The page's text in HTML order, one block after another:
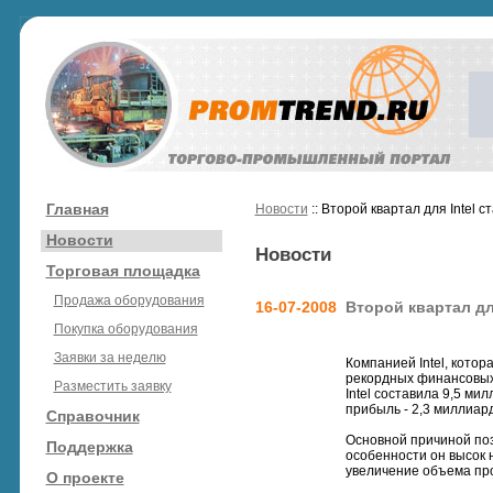
Главная
Новости
Торговая площадка
Продажа оборудования
Покупка оборудования
Заявки за неделю
Разместить заявку
Справочник
Поддержка
О проекте
Новости :: Второй квартал для Intel
Новости
16-07-2008 Второй квартал
Компанией Intel,
рекордных
Intel составила 9,5
прибыль - 2,3
Основной причиной
особенности он высок
увеличение объема